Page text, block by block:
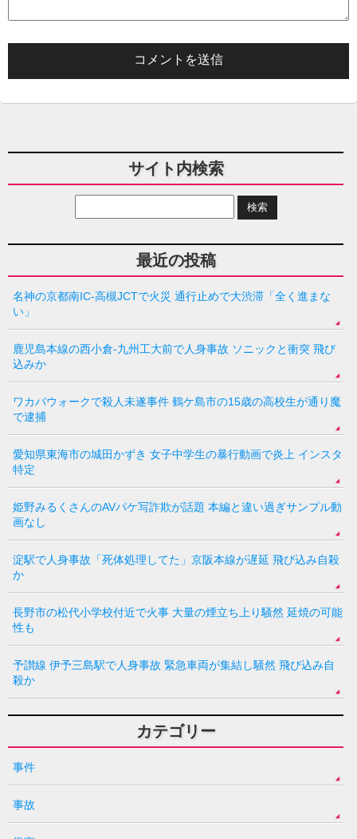
サイト内検索
最近の投稿
名神の京都南IC-高槻JCTで火災 通行止めで大渋滞「全く進まな
い」
鹿児島本線の西小倉-九州工大前で人身事故 ソニックと衝突 飛び
込みか
ワカバウォークで殺人未遂事件 鶴ケ島市の15歳の高校生が通り魔
で逮捕
愛知県東海市の城田かずき 女子中学生の暴行動画で炎上 インスタ
特定
姫野みるくさんのAVパケ写詐欺が話題 本編と違い過ぎサンプル動
画なし
淀駅で人身事故「死体処理してた」京阪本線が遅延 飛び込み自殺
か
長野市の松代小学校付近で火事 大量の煙立ち上り騒然 延焼の可能
性も
予讃線 伊予三島駅で人身事故 緊急車両が集結し騒然 飛び込み自
殺か
カテゴリー
事件
事故